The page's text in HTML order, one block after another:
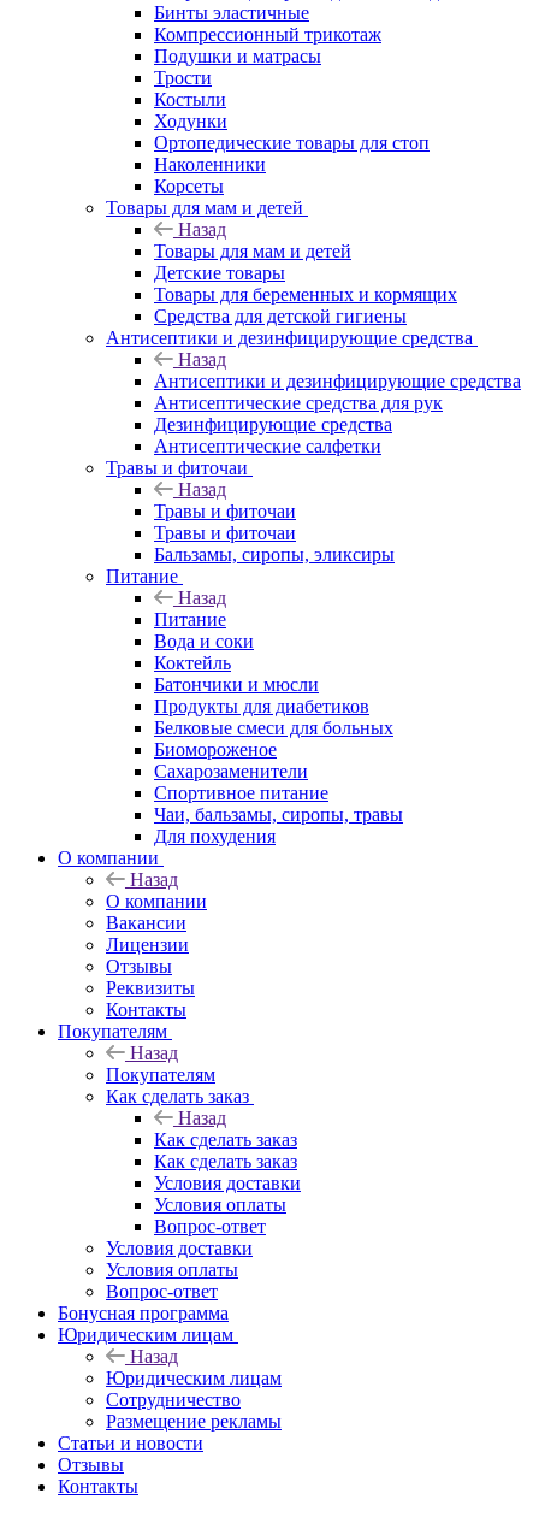
Бинты эластичные
Компрессионный трикотаж
Подушки и матрасы
Трости
Костыли
Ходунки
Ортопедические товары для стоп
Наколенники
Корсеты
Товары для мам и детей
Назад
Товары для мам и детей
Детские товары
Товары для беременных и кормящих
Средства для детской гигиены
Антисептики и дезинфицирующие средства
Назад
Антисептики и дезинфицирующие средства
Антисептические средства для рук
Дезинфицирующие средства
Антисептические салфетки
Травы и фиточаи
Назад
Травы и фиточаи
Травы и фиточаи
Бальзамы, сиропы, эликсиры
Питание
Назад
Питание
Вода и соки
Коктейль
Батончики и мюсли
Продукты для диабетиков
Белковые смеси для больных
Биомороженое
Сахарозаменители
Спортивное питание
Чаи, бальзамы, сиропы, травы
Для похудения
О компании
Назад
О компании
Вакансии
Лицензии
Отзывы
Реквизиты
Контакты
Покупателям
Назад
Покупателям
Как сделать заказ
Назад
Как сделать заказ
Как сделать заказ
Условия доставки
Условия оплаты
Вопрос-ответ
Условия доставки
Условия оплаты
Вопрос-ответ
Бонусная программа
Юридическим лицам
Назад
Юридическим лицам
Сотрудничество
Размещение рекламы
Статьи и новости
Отзывы
Контакты